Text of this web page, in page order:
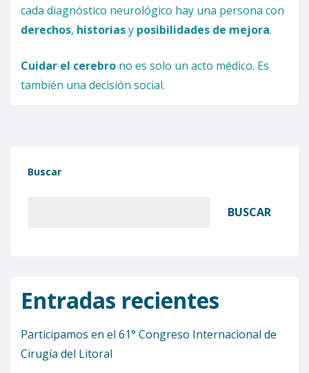
cada diagnóstico neurológico hay una persona con
derechos, historiasy posibilidades de mejora.
Cuidar el cerebro no es solo un acto médico. Es
también una decisión social.
Buscar
BUSCAR
Entradas recientes
Participamos en el 61° Congreso Internacional de
Cirugía del Litoral